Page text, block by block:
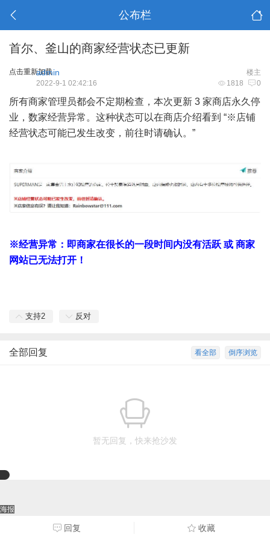
公布栏
首尔、釜山的商家经营状态已更新
点击重新加载 楼主
admin
1818 0
2022-9-1 02:42:16
所有商家管理员都会不定期检查，本次更新 3 家商店永久停
业，数家经营异常。这种状态可以在商店介绍看到 “※店铺
经营状态可能已发生改变，前往时请确认。”
※经营异常：即商家在很长的一段时间内没有活跃 或 商家
网站已无法打开！
支持2 反对
倒序浏览
看全部
全部回复
暂无回复，快来抢沙发
回复 收藏
海报